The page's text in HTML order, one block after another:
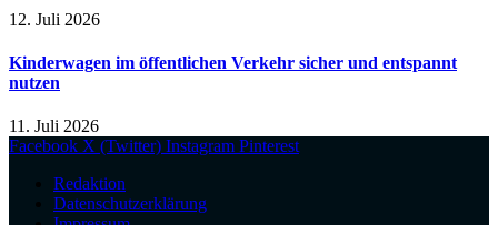
12. Juli 2026
Kinderwagen im öffentlichen Verkehr sicher und entspannt
nutzen
11. Juli 2026
Facebook X (Twitter) Instagram Pinterest
Redaktion
Datenschutzerklärung